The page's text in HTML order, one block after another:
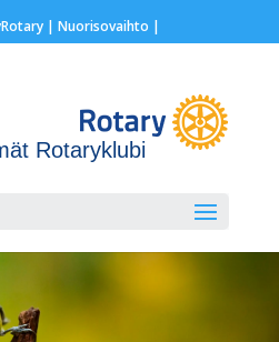
| Nuorisovaihto |
Rotaryklubi